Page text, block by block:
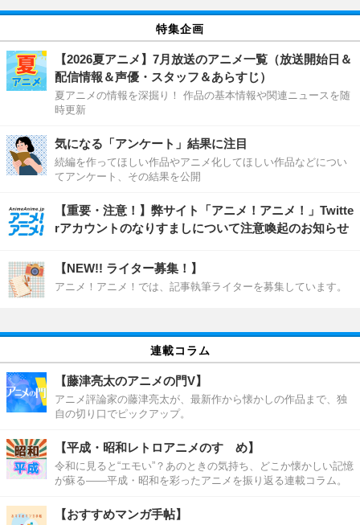
特集企画
【2026夏アニメ】7月放送のアニメ一覧（放送開始日＆
配信情報＆声優・スタッフ＆あらすじ）
夏アニメの情報を深掘り！ 作品の基本情報や関連ニュースを随
時更新
気になる「アンケート」結果に注目
続編を作ってほしい作品やアニメ化してほしい作品などについ
てアンケート、その結果を公開
【重要・注意！】弊サイト「アニメ！アニメ！」Twitte
rアカウントのなりすましについて注意喚起のお知らせ
【NEW!! ライター募集！】
アニメ！アニメ！では、記事執筆ライターを募集しています。
連載コラム
【藤津亮太のアニメの門V】
アニメ評論家の藤津亮太が、最新作から懐かしの作品まで、独
自の切り口でピックアップ。
【平成・昭和レトロアニメのすゝめ】
令和に見ると“エモい”？あのときの気持ち、どこか懐かしい記憶
が蘇る――平成・昭和を彩ったアニメを振り返る連載コラム。
【おすすめマンガ手帖】